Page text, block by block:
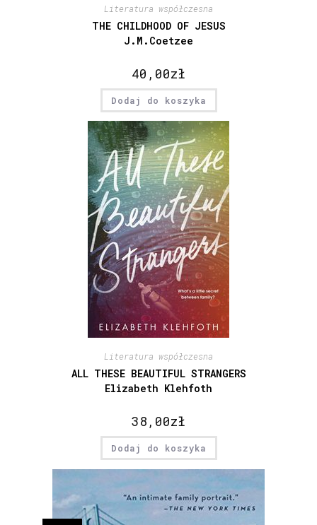
Literatura współczesna
THE CHILDHOOD OF JESUS
J.M.Coetzee
40,00zł
Dodaj do koszyka
Literatura współczesna
ALL THESE BEAUTIFUL STRANGERS
Elizabeth Klehfoth
38,00zł
Dodaj do koszyka